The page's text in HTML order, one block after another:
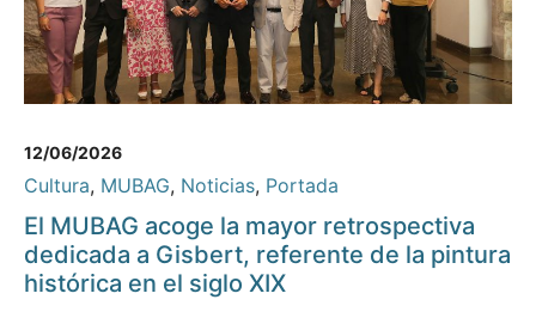
12/06/2026
Cultura, MUBAG, Noticias, Portada
El MUBAG acoge la mayor retrospectiva
dedicada a Gisbert, referente de la pintura
histórica en el siglo XIX